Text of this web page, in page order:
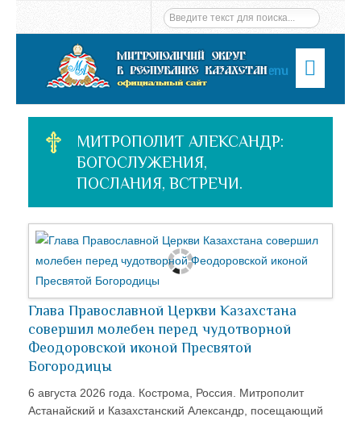
Menu
МИТРОПОЛИТ АЛЕКСАНДР:
БОГОСЛУЖЕНИЯ,
ПОСЛАНИЯ, ВСТРЕЧИ.
Глава Православной Церкви Казахстана
совершил молебен перед чудотворной
Феодоровской иконой Пресвятой
Богородицы
6 августа 2026 года. Кострома, Россия. Митрополит
Астанайский и Казахстанский Александр, посещающий